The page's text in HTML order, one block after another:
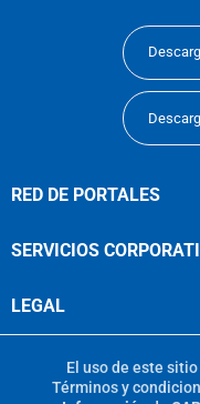
RED DE PORTALES
SERVICIOS
LEGAL
El uso de este
Términos y